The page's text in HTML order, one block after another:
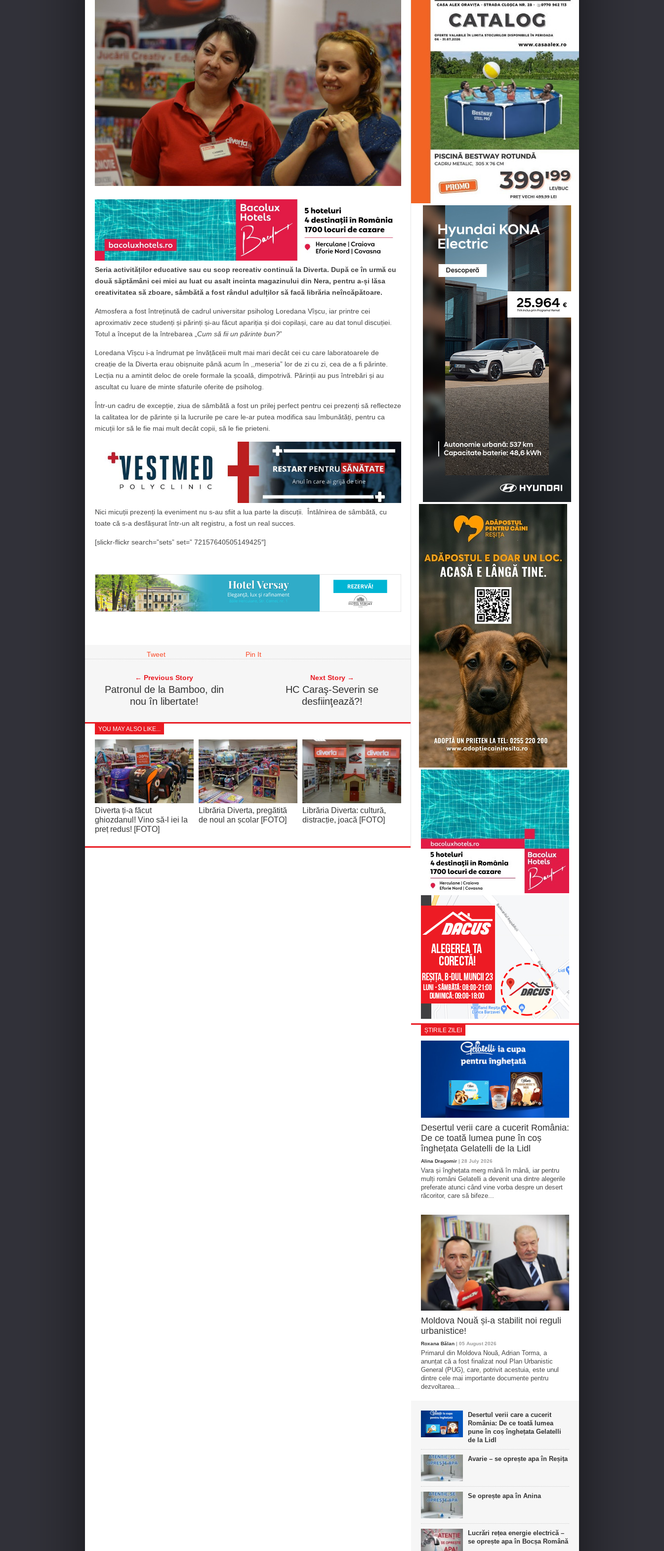
Seria activităților educative sau cu scop recreativ continuă la Diverta. După ce în urmă cu
două săptămâni cei mici au luat cu asalt incinta magazinului din Nera, pentru a-și lăsa
creativitatea să zboare, sâmbătă a fost rândul adulților să facă librăria neîncăpătoare.
Atmosfera a fost întreținută de cadrul universitar psiholog Loredana Vîșcu, iar printre cei
aproximativ zece studenți și părinți și-au făcut apariția și doi copilași, care au dat tonul discuției.
Totul a început de la întrebarea „ Cum să fii un părinte bun?”
Loredana Vîșcu i-a îndrumat pe învățăceii mult mai mari decât cei cu care laboratoarele de
creație de la Diverta erau obișnuite până acum în ,,meseria” lor de zi cu zi, cea de a fi părinte.
Lecția nu a amintit deloc de orele formale la școală, dimpotrivă. Părinții au pus întrebări și au
ascultat cu luare de minte sfaturile oferite de psiholog.
Într-un cadru de excepție, ziua de sâmbătă a fost un prilej perfect pentru cei prezenți să reflecteze
la calitatea lor de părinte și la lucrurile pe care le-ar putea modifica sau îmbunătăți, pentru ca
micuții lor să le fie mai mult decât copii, să le fie prieteni.
Nici micuții prezenți la eveniment nu s-au sfiit a lua parte la discuții. Întâlnirea de sâmbătă, cu
toate că s-a desfășurat într-un alt registru, a fost un real succes.
[slickr-flickr search=”sets” set=” 72157640505149425″]
Tweet Pin It
← Previous Story
Patronul de la Bamboo, din
nou în libertate!
Next Story →
HC Caraş-Severin se
desfiinţează?!
YOU MAY ALSO LIKE...
Diverta ți-a făcut
ghiozdanul! Vino să-l iei la
preț redus! [FOTO]
Librăria Diverta, pregătită
de noul an școlar [FOTO]
Librăria Diverta: cultură,
distracție, joacă [FOTO]
ȘTIRILE ZILEI
Desertul verii care a cucerit România:
De ce toată lumea pune în coș
înghețata Gelatelli de la Lidl
Alina Dragomir | 28 July 2026
Vara și înghețata merg mână în mână, iar pentru
mulți români Gelatelli a devenit una dintre alegerile
preferate atunci când vine vorba despre un desert
răcoritor, care să bifeze...
Moldova Nouă și-a stabilit noi reguli
urbanistice!
Roxana Bălan | 05 August 2026
Primarul din Moldova Nouă, Adrian Torma, a
anunțat că a fost finalizat noul Plan Urbanistic
General (PUG), care, potrivit acestuia, este unul
dintre cele mai importante documente pentru
dezvoltarea...
Desertul verii care a cucerit
România: De ce toată lumea
pune în coș înghețata Gelatelli
de la Lidl
Avarie – se oprește apa în Reșița
Se oprește apa în Anina
Lucrări rețea energie electrică –
se oprește apa în Bocșa Română